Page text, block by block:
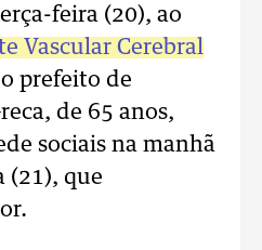
feira (20), ao
Vascular Cerebral
prefeito de
de 65 anos,
sociais na manhã
(21), que